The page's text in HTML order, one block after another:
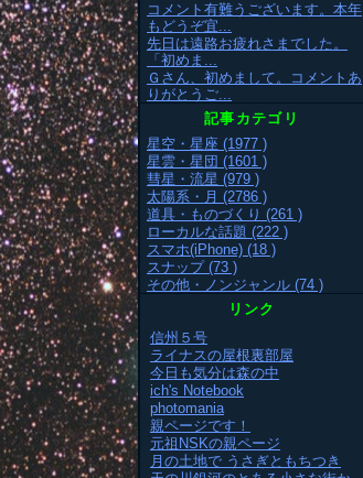
コメント有難うございます。本年
もどうぞ宜...
先日は遠路お疲れさまでした。
「初めま...
Ｇさん、初めまして。コメントあ
りがとうご...
記事カテゴリ
星空・星座 (1977 )
星雲・星団 (1601 )
彗星・流星 (979 )
太陽系・月 (2786 )
道具・ものづくり (261 )
ローカルな話題 (222 )
スマホ(iPhone) (18 )
スナップ (73 )
その他・ノンジャンル (74 )
リンク
信州５号
ライナスの屋根裏部屋
今日も気分は森の中
ich's Notebook
photomania
親ページです！
元祖NSKの親ページ
月の土地で うさぎともちつき